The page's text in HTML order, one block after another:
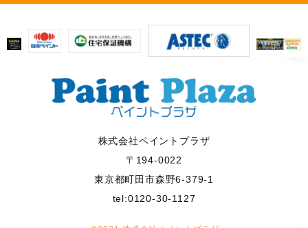
株式会社ペイントプラザ
〒194-0022
東京都町田市森野6-379-1
tel:0120-30-1127